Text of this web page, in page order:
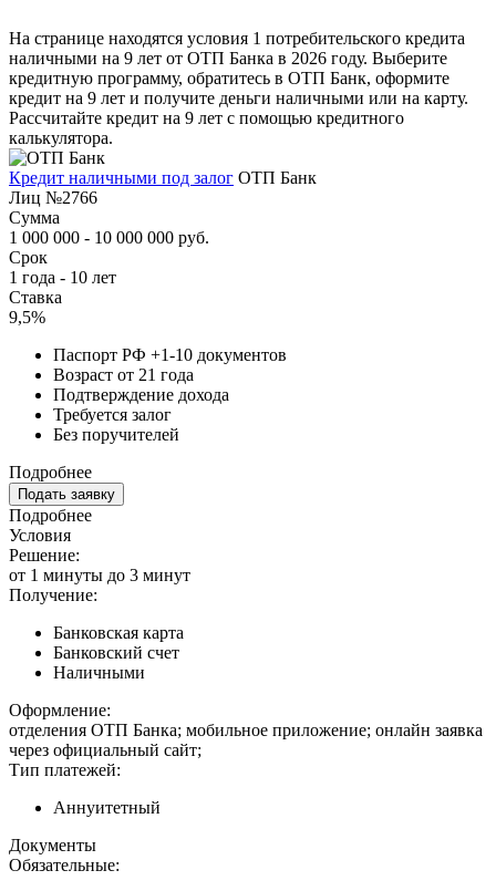
На странице находятся условия 1 потребительского кредита
наличными на 9 лет от ОТП Банка в 2026 году. Выберите
кредитную программу, обратитесь в ОТП Банк, оформите
кредит на 9 лет и получите деньги наличными или на карту.
Рассчитайте кредит на 9 лет с помощью кредитного
калькулятора.
Кредит наличными под залог ОТП Банк
Лиц №2766
Сумма
1 000 000 - 10 000 000 руб.
Срок
1 года - 10 лет
Ставка
9,5%
Паспорт РФ +1-10 документов
Возраст от 21 года
Подтверждение дохода
Требуется залог
Без поручителей
Подробнее
Подать заявку
Подробнее
Условия
Решение:
от 1 минуты до 3 минут
Получение:
Банковская карта
Банковский счет
Наличными
Оформление:
отделения ОТП Банка; мобильное приложение; онлайн заявка
через официальный сайт;
Тип платежей:
Аннуитетный
Документы
Обязательные: